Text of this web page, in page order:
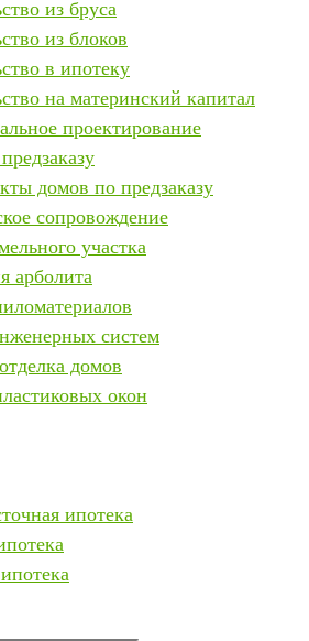
из бруса
из блоков
в ипотеку
на материнский капитал
проектирование
домов по предзаказу
сопровождение
участка
арболита
систем
домов
окон
ипотека